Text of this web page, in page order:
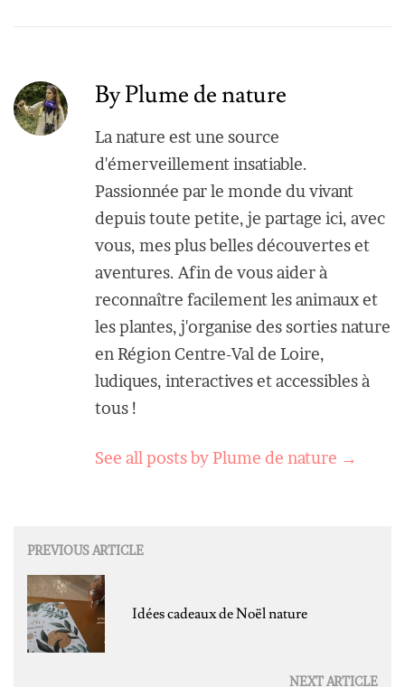
By Plume de nature
La nature est une source
d'émerveillement insatiable.
Passionnée par le monde du vivant
depuis toute petite, je partage ici, avec
vous, mes plus belles découvertes et
aventures. Afin de vous aider à
reconnaître facilement les animaux et
les plantes, j'organise des sorties nature
en Région Centre-Val de Loire,
ludiques, interactives et accessibles à
tous !
See all posts by Plume de nature →
Post
navigation
PREVIOUS ARTICLE
Idées cadeaux de Noël nature
NEXT ARTICLE